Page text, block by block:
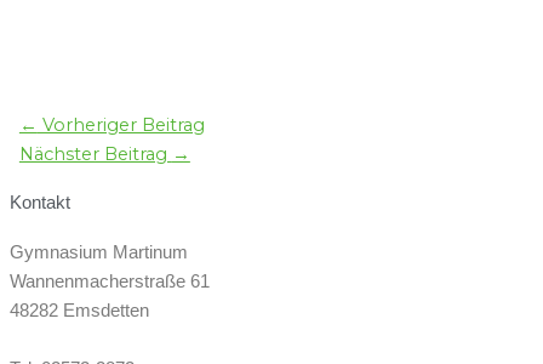
← Vorheriger Beitrag
Nächster Beitrag →
Kontakt
Gymnasium Martinum
Wannenmacherstraße 61
48282 Emsdetten